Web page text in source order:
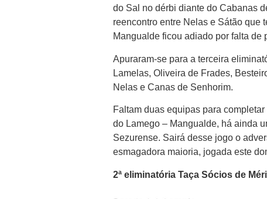
do Sal no dérbi diante do Cabanas
reencontro entre Nelas e Sátão que
Mangualde ficou adiado por falta de
Apuraram-se para a terceira
Lamelas, Oliveira de Frades,
Nelas e Canas de Senhorim.
Faltam duas equipas para
do Lamego – Mangualde, há ainda
Sezurense. Sairá desse jogo o
esmagadora maioria, jogada este
2ª eliminatória Taça Sócios de